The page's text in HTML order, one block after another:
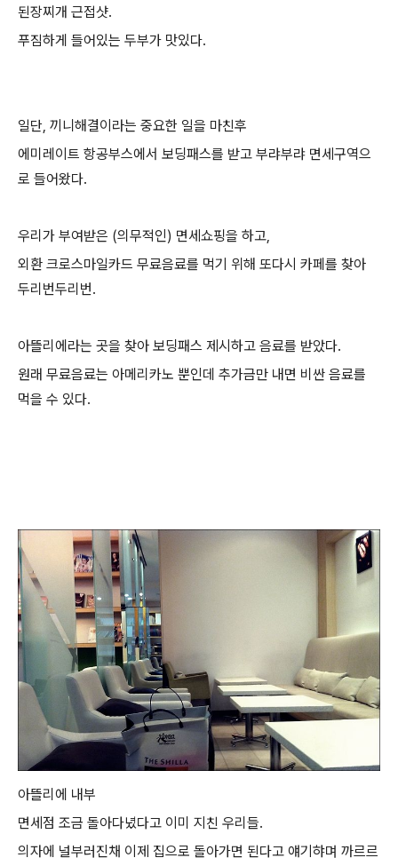
된장찌개 근접샷.
푸짐하게 들어있는 두부가 맛있다.
일단, 끼니해결이라는 중요한 일을 마친후
에미레이트 항공부스에서 보딩패스를 받고 부랴부랴 면세구역으
로 들어왔다.
우리가 부여받은 (의무적인) 면세쇼핑을 하고,
외환 크로스마일카드 무료음료를 먹기 위해 또다시 카페를 찾아
두리번두리번.
아뜰리에라는 곳을 찾아 보딩패스 제시하고 음료를 받았다.
원래 무료음료는 아메리카노 뿐인데 추가금만 내면 비싼 음료를
먹을 수 있다.
아뜰리에 내부
면세점 조금 돌아다녔다고 이미 지친 우리들.
의자에 널부러진채 이제 집으로 돌아가면 된다고 얘기햐며 까르르